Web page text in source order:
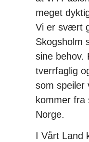
meget
Vi er svært
Skogsholm
sine behov.
tverrfaglig
som speiler
kommer fra
Norge.
I Vårt Land